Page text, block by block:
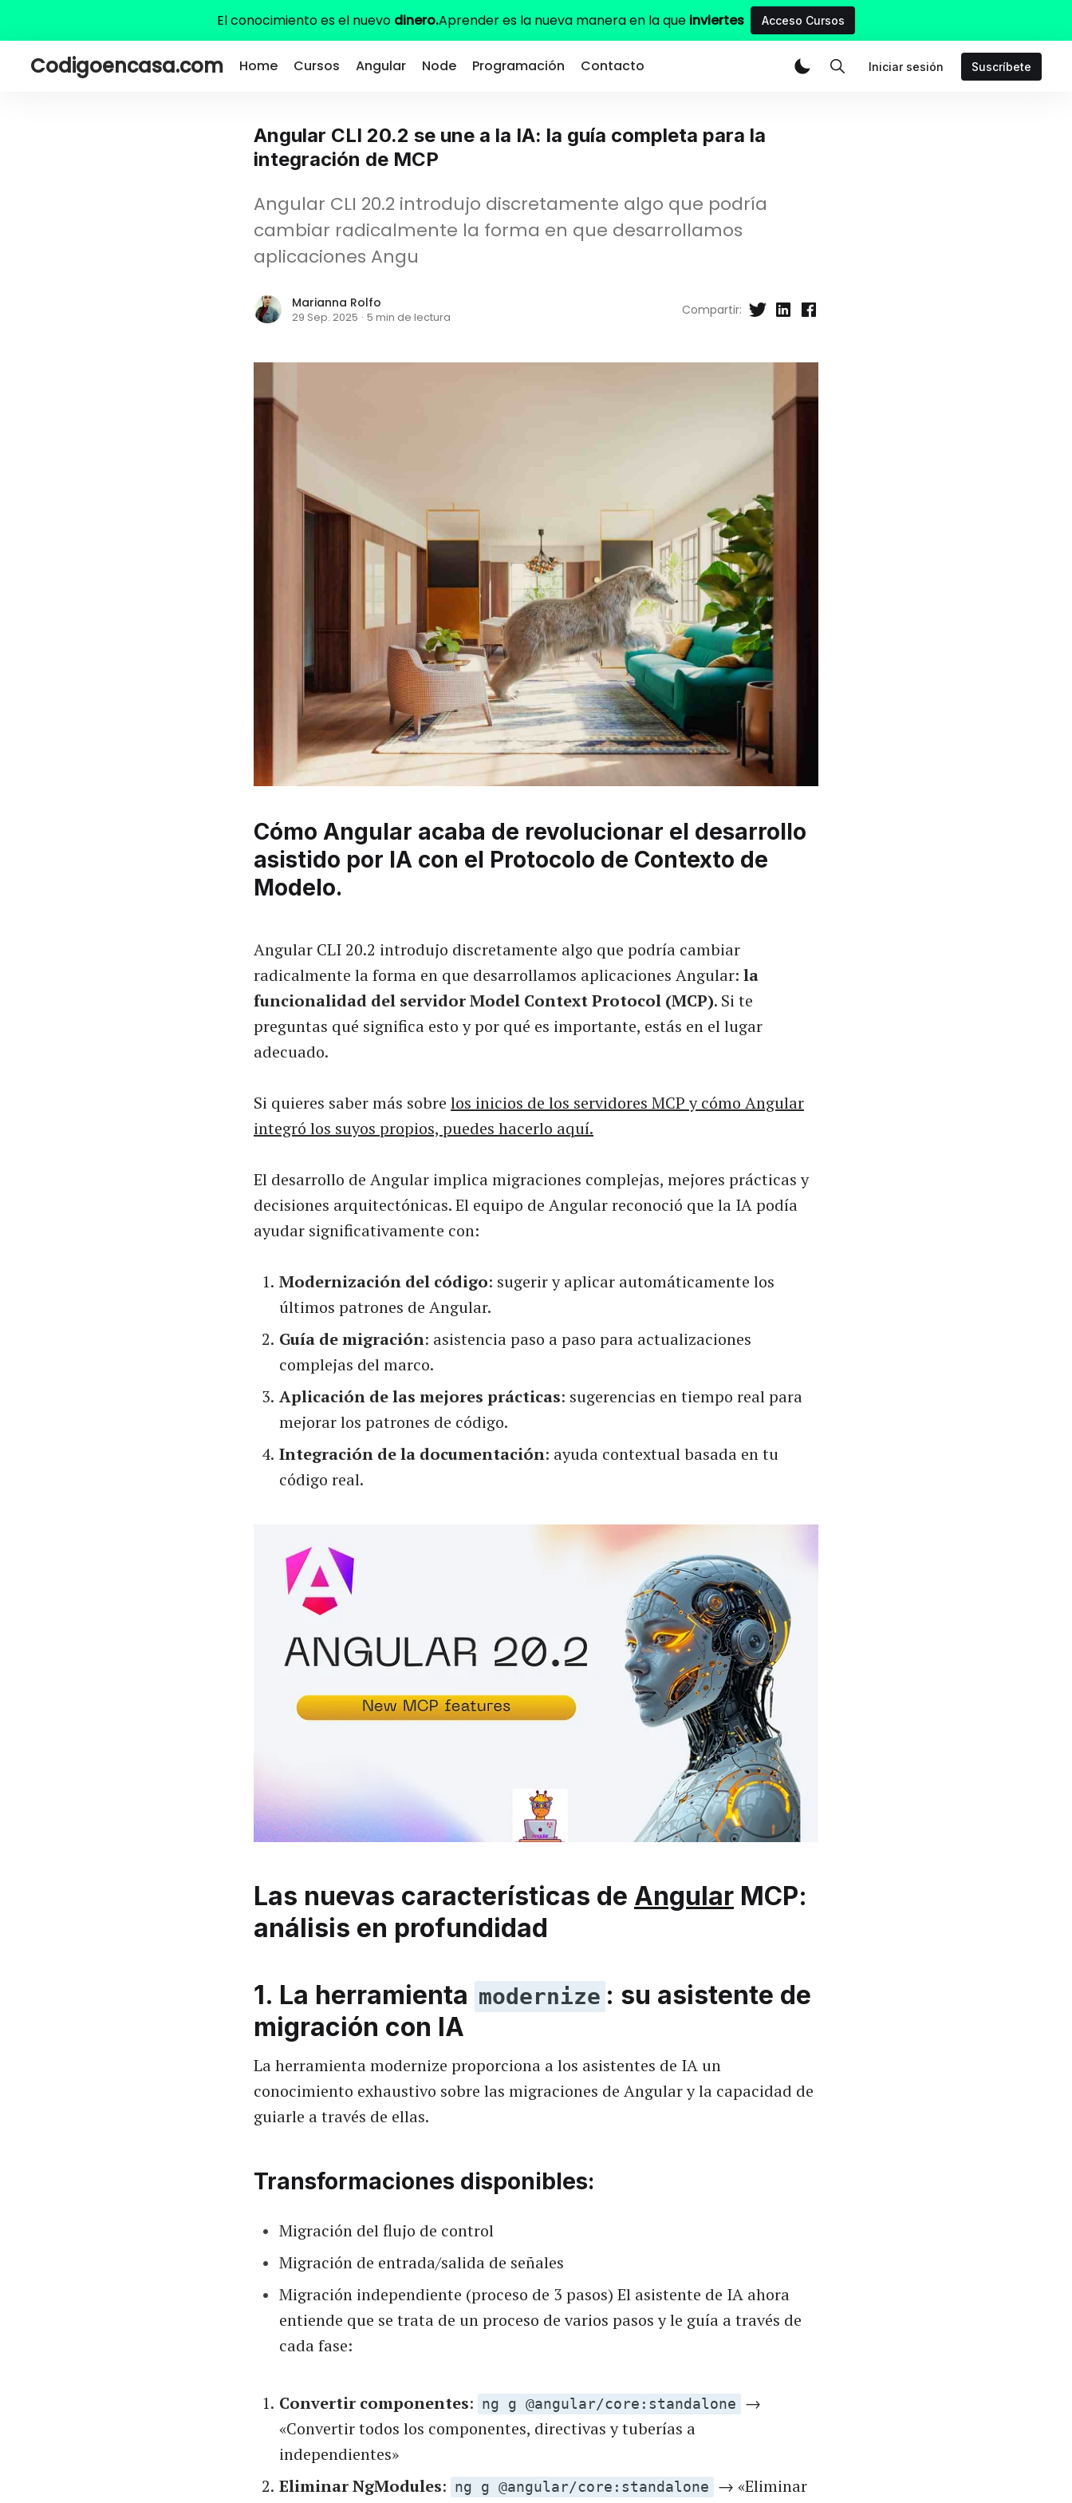
El conocimiento es el nuevo dinero.Aprender es la nueva manera en la que inviertes Acceso Cursos
Codigoencasa.com Home Cursos Angular Node Programación Contacto Iniciar sesión Suscríbete
Angular CLI 20.2 se une a la IA: la guía completa para la
integración de MCP
Angular CLI 20.2 introdujo discretamente algo que podría
cambiar radicalmente la forma en que desarrollamos
aplicaciones Angu
Marianna Rolfo
29 Sep. 2025 · 5 min de lectura Compartir:
Cómo Angular acaba de revolucionar el desarrollo
asistido por IA con el Protocolo de Contexto de
Modelo.
Angular CLI 20.2 introdujo discretamente algo que podría cambiar
radicalmente la forma en que desarrollamos aplicaciones Angular: la
funcionalidad del servidor Model Context Protocol (MCP). Si te
preguntas qué significa esto y por qué es importante, estás en el lugar
adecuado.
Si quieres saber más sobre los inicios de los servidores MCP y cómo Angular
integró los suyos propios, puedes hacerlo aquí.
El desarrollo de Angular implica migraciones complejas, mejores prácticas y
decisiones arquitectónicas. El equipo de Angular reconoció que la IA podía
ayudar significativamente con:
Modernización del código: sugerir y aplicar automáticamente los
últimos patrones de Angular.
Guía de migración: asistencia paso a paso para actualizaciones
complejas del marco.
Aplicación de las mejores prácticas: sugerencias en tiempo real para
mejorar los patrones de código.
Integración de la documentación: ayuda contextual basada en tu
código real.
Las nuevas características de Angular MCP:
análisis en profundidad
1. La herramienta modernize : su asistente de
migración con IA
La herramienta modernize proporciona a los asistentes de IA un
conocimiento exhaustivo sobre las migraciones de Angular y la capacidad de
guiarle a través de ellas.
Transformaciones disponibles:
Migración del flujo de control
Migración de entrada/salida de señales
Migración independiente (proceso de 3 pasos) El asistente de IA ahora
entiende que se trata de un proceso de varios pasos y le guía a través de
cada fase:
Convertir componentes: ng g @angular/core:standalone
→
«Convertir todos los componentes, directivas y tuberías a
independientes»
Eliminar NgModules: ng g @angular/core:standalone
→ «Eliminar